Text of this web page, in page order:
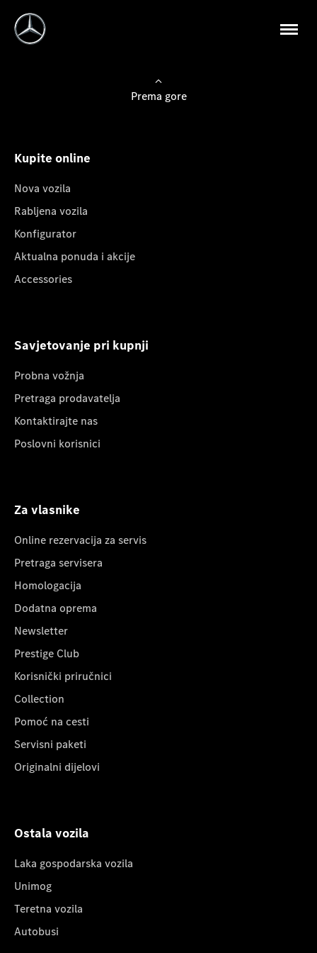
Prema gore
Kupite online
Nova vozila
Rabljena vozila
Konfigurator
Aktualna ponuda i akcije
Accessories
Savjetovanje pri kupnji
Probna vožnja
Pretraga prodavatelja
Kontaktirajte nas
Poslovni korisnici
Za vlasnike
Online rezervacija za servis
Pretraga servisera
Homologacija
Dodatna oprema
Newsletter
Prestige Club
Korisnički priručnici
Collection
Pomoć na cesti
Servisni paketi
Originalni dijelovi
Ostala vozila
Laka gospodarska vozila
Unimog
Teretna vozila
Autobusi